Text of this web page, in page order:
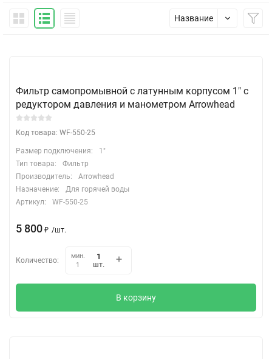
Название
Фильтр самопромывной c латунным корпусом 1" c
редуктором давления и манометром Arrowhead
Код товара: WF-550-25
Размер подключения:
1"
Тип товара:
Фильтр
Производитель:
Arrowhead
Назначение:
Для горячей воды
Артикул:
WF-550-25
5 800 ₽ /шт.
Количество:
мин.
1
шт.
В корзину